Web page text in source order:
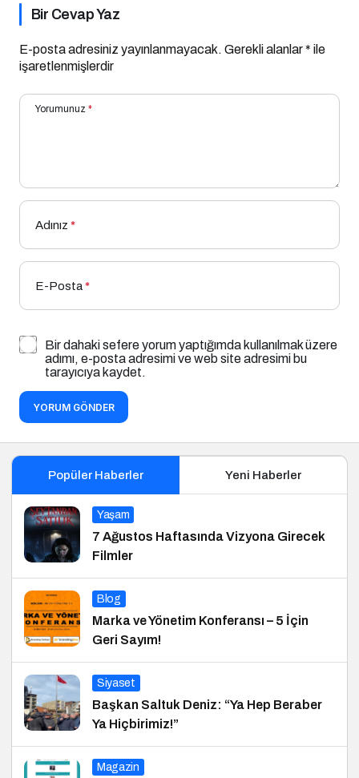
Bir Cevap Yaz
E-posta adresiniz yayınlanmayacak. Gerekli alanlar* ile
işaretlenmişlerdir
Yorumunuz *
Adınız *
E-Posta*
Bir dahaki sefere yorum yaptığımda kullanılmak üzere
adımı, e-posta adresimi ve web site adresimi bu
tarayıcıya kaydet.
YORUM GÖNDER
Popüler Haberler Yeni Haberler
Yaşam
7 Ağustos Haftasında Vizyona Girecek
Filmler
Blog
Marka ve Yönetim Konferansı – 5 İçin
Geri Sayım!
Siyaset
Başkan Saltuk Deniz: “Ya Hep Beraber
Ya Hiçbirimiz!”
Magazin